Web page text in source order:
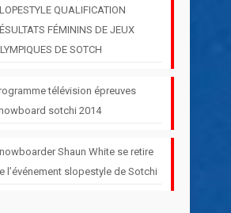
QUALIFICATION
FÉMININS DE JEUX
DE SOTCH
télévision épreuves
sotchi 2014
Shaun White se retire
l’événement slopestyle de Sotchi